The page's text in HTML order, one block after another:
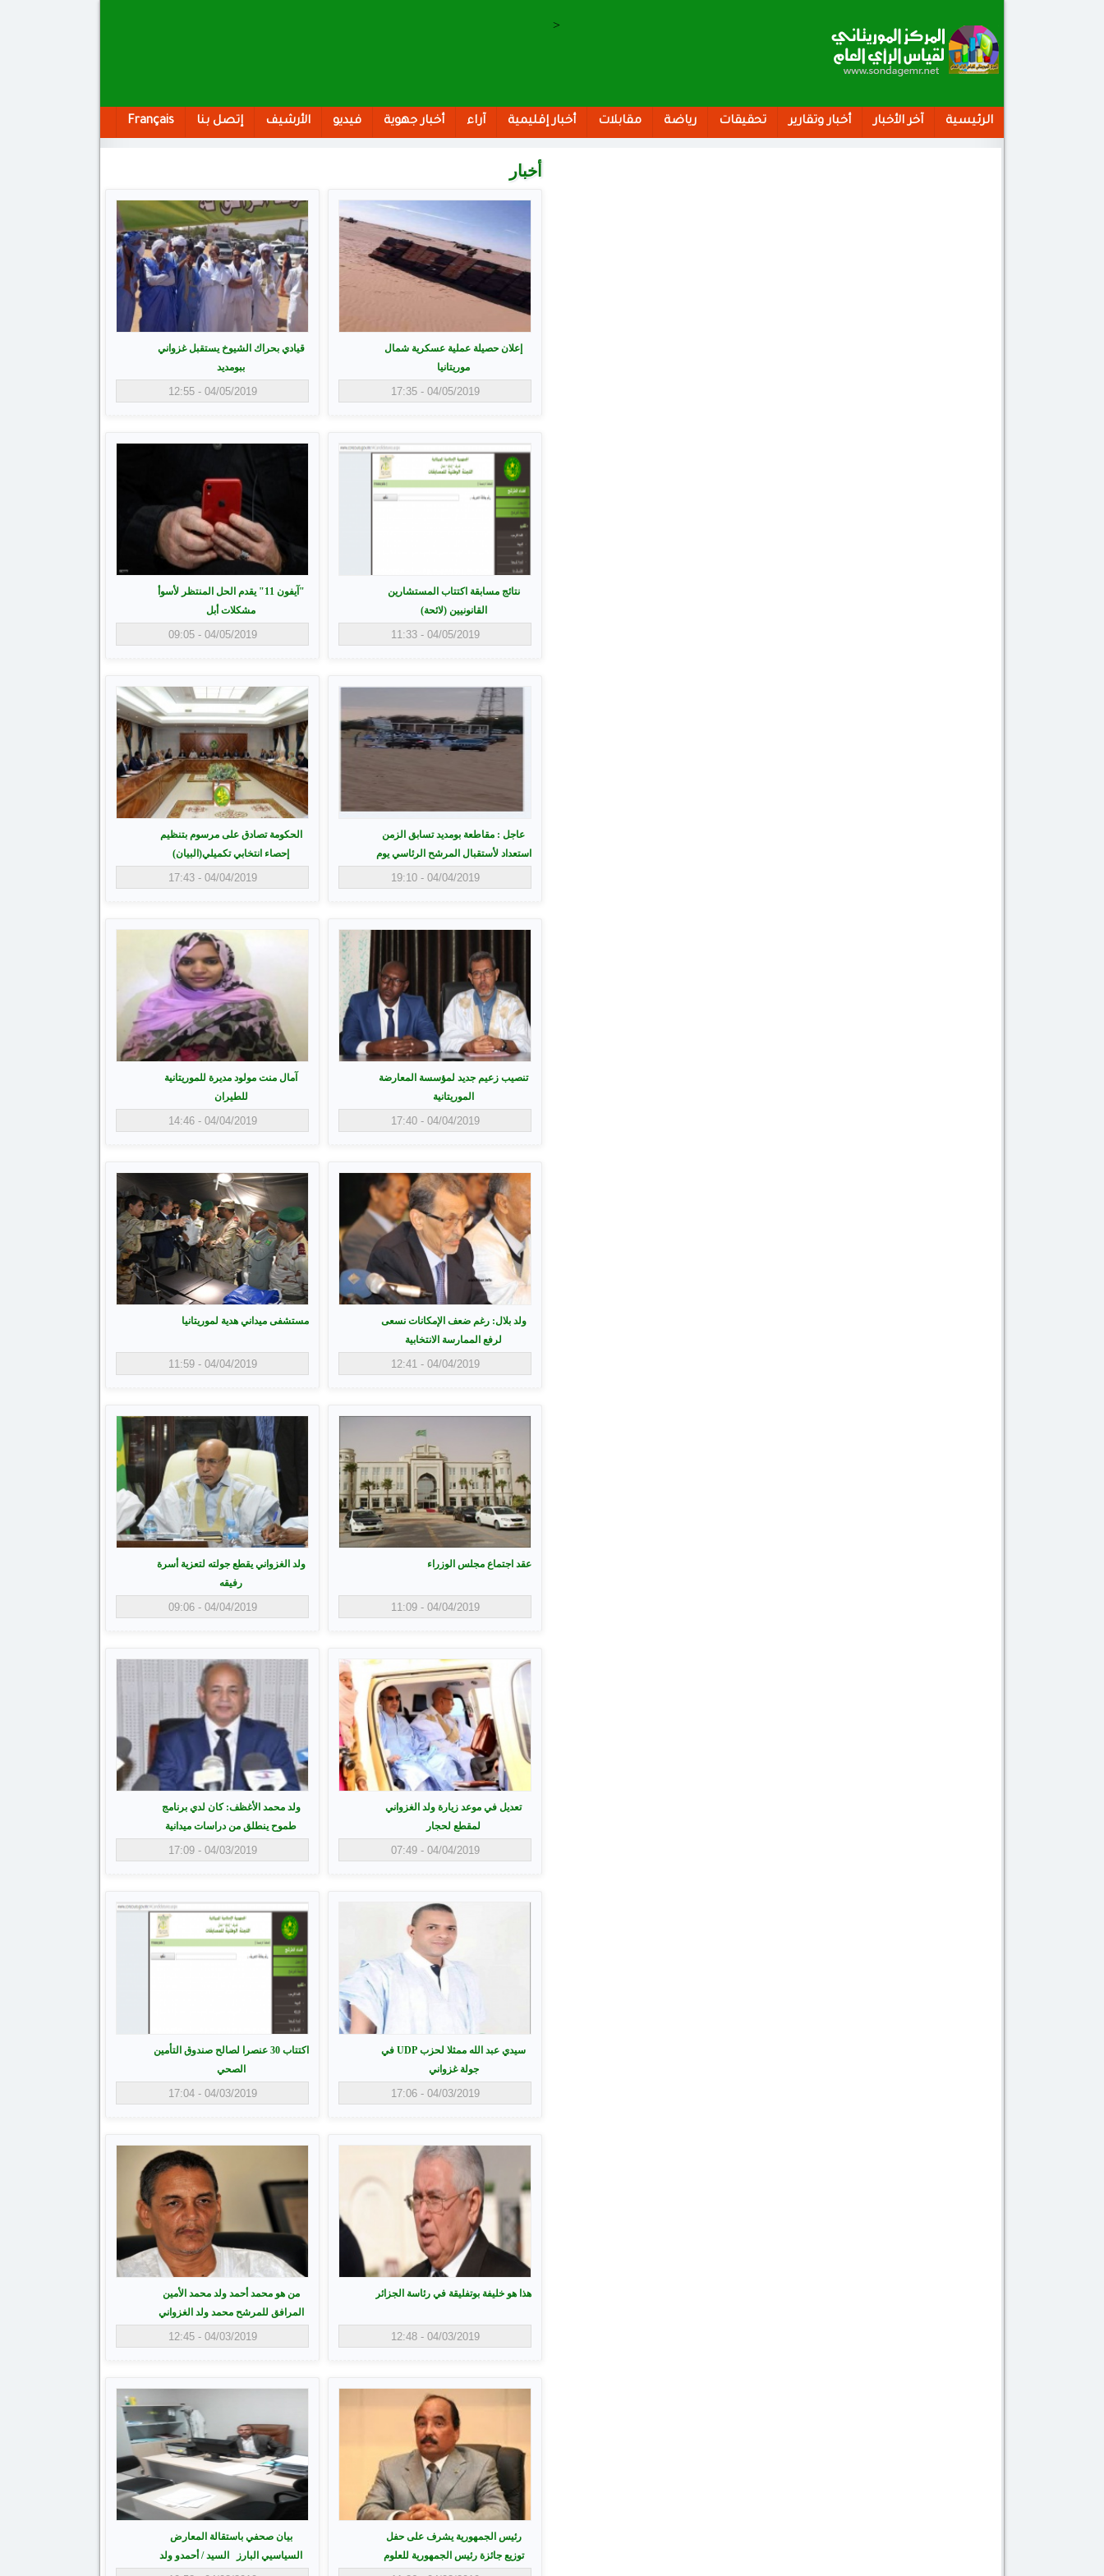
>
الرئيسية آخر الأخبار أخبار وتقارير تحقيقات رياضة مقابلات أخبار إقليمية آراء أخبار جهوية فيديو الأرشيف إتصل بنا Français
أخبار
إعلان حصيلة عملية عسكرية شمال
موريتانيا
04/05/2019 - 17:35
قيادي بحراك الشيوخ يستقبل غزواني
ببومديد
04/05/2019 - 12:55
نتائج مسابقة اكتتاب المستشارين
القانونيين (لائحة)
04/05/2019 - 11:33
"آيفون 11" يقدم الحل المنتظر لأسوأ
مشكلات أبل
04/05/2019 - 09:05
عاجل : مقاطعة بومديد تسابق الزمن
استعداد لأستقبال المرشح الرئاسي يوم
غد الجمعة
04/04/2019 - 19:10
الحكومة تصادق على مرسوم بتنظيم
إحصاء انتخابي تكميلي(البيان)
04/04/2019 - 17:43
تنصيب زعيم جديد لمؤسسة المعارضة
الموريتانية
04/04/2019 - 17:40
آمال منت مولود مديرة للموريتانية
للطيران
04/04/2019 - 14:46
ولد بلال: رغم ضعف الإمكانات نسعى
لرفع الممارسة الانتخابية
04/04/2019 - 12:41
مستشفى ميداني هدية لموريتانيا
04/04/2019 - 11:59
عقد اجتماع مجلس الوزراء
04/04/2019 - 11:09
ولد الغزواني يقطع جولته لتعزية أسرة
رفيقه
04/04/2019 - 09:06
تعديل في موعد زيارة ولد الغزواني
لمقطع لحجار
04/04/2019 - 07:49
ولد محمد الأغظف: كان لدي برنامج
طموح ينطلق من دراسات ميدانية
04/03/2019 - 17:09
سيدي عبد الله ممثلا لحزب UDP في
جولة غزواني
04/03/2019 - 17:06
اكتتاب 30 عنصرا لصالح صندوق التأمين
الصحي
04/03/2019 - 17:04
هذا هو خليفة بوتفليقة في رئاسة الجزائر
04/03/2019 - 12:48
من هو محمد أحمد ولد محمد الأمين
المرافق للمرشح محمد ولد الغزواني
04/03/2019 - 12:45
رئيس الجمهورية يشرف على حفل
توزيع جائزة رئيس الجمهورية للعلوم
بيان صحفي باستقالة المعارض
السياسيي البارز السيد / أحمدو ولد